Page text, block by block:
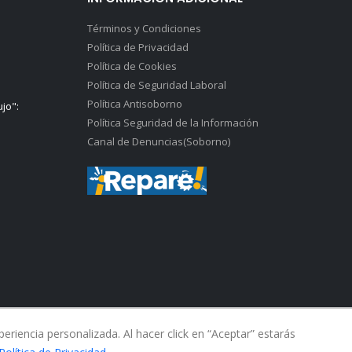
Términos y Condiciones
Política de Privacidad
Política de Cookies
Política de Seguridad Laboral
Política Antisoborno
Política Seguridad de la Información
Canal de Denuncias(Soborno)
personalizada. Al hacer click en “Aceptar” estarás